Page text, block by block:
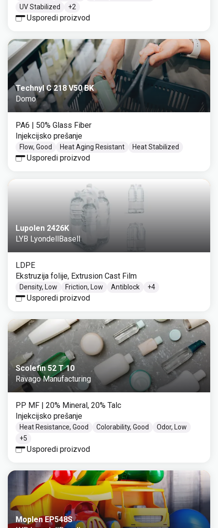
UV Stabilized
+2
Usporedi proizvod
Technyl C 218 V50 BK
Domo
PA6 | 50% Glass Fiber
Injekcijsko prešanje
Flow, Good Heat Aging Resistant Heat Stabilized
Usporedi proizvod
Lupolen 2426K
LYB LyondellBasell
LDPE
Ekstruzija folije, Extrusion Cast Film
Density, Low Friction, Low Antiblock +4
Usporedi proizvod
Scolefin 52 T 10
Ravago Manufacturing
PP MF | 20% Mineral, 20% Talc
Injekcijsko prešanje
Heat Resistance, Good Colorability, Good
Odor, Low
+5
Usporedi proizvod
Moplen EP548S